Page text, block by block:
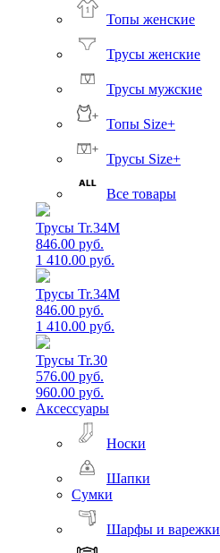
Топы женские
Трусы женские
Трусы мужские
Топы Size+
Трусы Size+
Все товары
Трусы Tr.34M
846.00 руб.
1 410.00 руб.
Трусы Tr.34M
846.00 руб.
1 410.00 руб.
Трусы Tr.30
576.00 руб.
960.00 руб.
Аксессуары
Носки
Шапки
Сумки
Шарфы и варежки